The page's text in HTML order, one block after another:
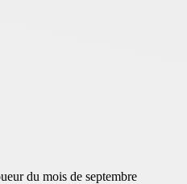
du mois de septembre